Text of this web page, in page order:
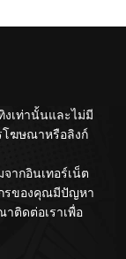
งเท่านั้นและไม่มี
โฆษณาหรือลิงก์
ากอินเทอร์เน็ต
รของคุณมีปัญหา
ติดต่อเราเพื่อ